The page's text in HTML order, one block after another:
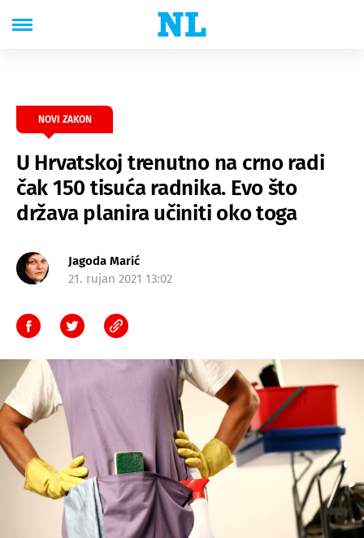
NOVI ZAKON
U Hrvatskoj trenutno na crno radi
čak 150 tisuća radnika. Evo što
država planira učiniti oko toga
Jagoda Marić
21. rujan 2021 13:02